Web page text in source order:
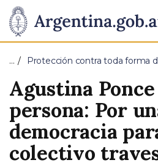
Presidencia
de
Nación
Pasar al contenido principal
… Protección contra toda forma
Agustina
persona: Por
democracia
colectivo